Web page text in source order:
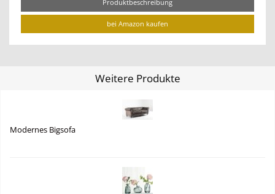
Produktbeschreibung
bei Amazon kaufen
Weitere Produkte
Modernes Bigsofa